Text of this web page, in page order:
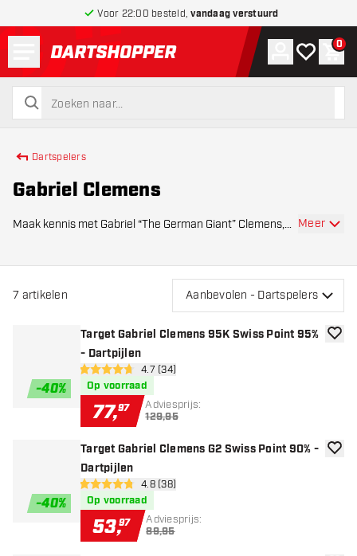
Voor 22:00 besteld,vandaag verstuurd
terug naar home pagina
zoeken
zoeken
Account
Mijn 0
Dartspelers
Gabriel Clemens
Maak kennis met Gabriel “The German Giant” Clemens,
Meer
7 artikelen Aanbevolen - Dartspelers
-40%
Target Gabriel Clemens 95K Swiss Point 95%
- Dartpijlen
open reviews drawer
4.7 score sterren4.7 (34)
Op voorraad
77,97 Adviesprijs:
129,95
-40%
Target Gabriel Clemens G2 Swiss Point 90% -
Dartpijlen
open reviews drawer
4.8 score sterren4.8 (38)
Op voorraad
53,97 Adviesprijs:
89,95